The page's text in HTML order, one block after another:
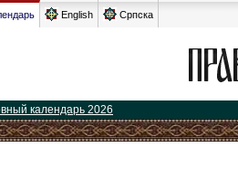
English Српска
календарь 2026